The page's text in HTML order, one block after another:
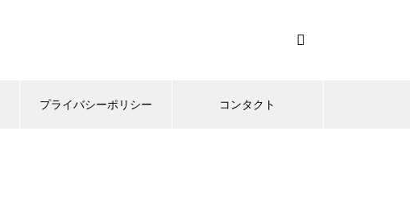
プライバシーポリシー コンタクト